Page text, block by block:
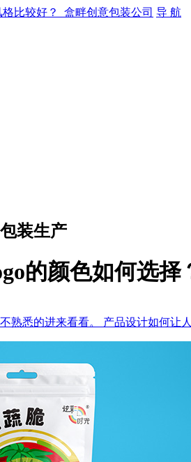
导 航
装生产
的颜色如何选择
熟悉的进来看看。 产品设计如何让